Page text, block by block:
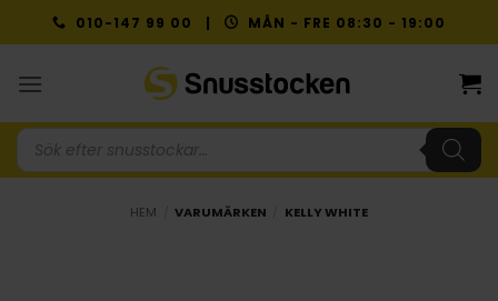
to
010-147 99 00 | MÅN - FRE 08:30 - 19:00
Produktsökning
HEM VARUMÄRKEN KELLY WHITE